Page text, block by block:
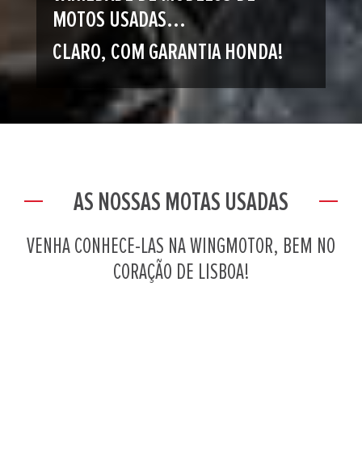
MOTOS USADAS...
CLARO, COM GARANTIA HONDA!
AS NOSSAS MOTAS USADAS
VENHA CONHECE-LAS NA WINGMOTOR, BEM NO
CORAÇÃO DE LISBOA!